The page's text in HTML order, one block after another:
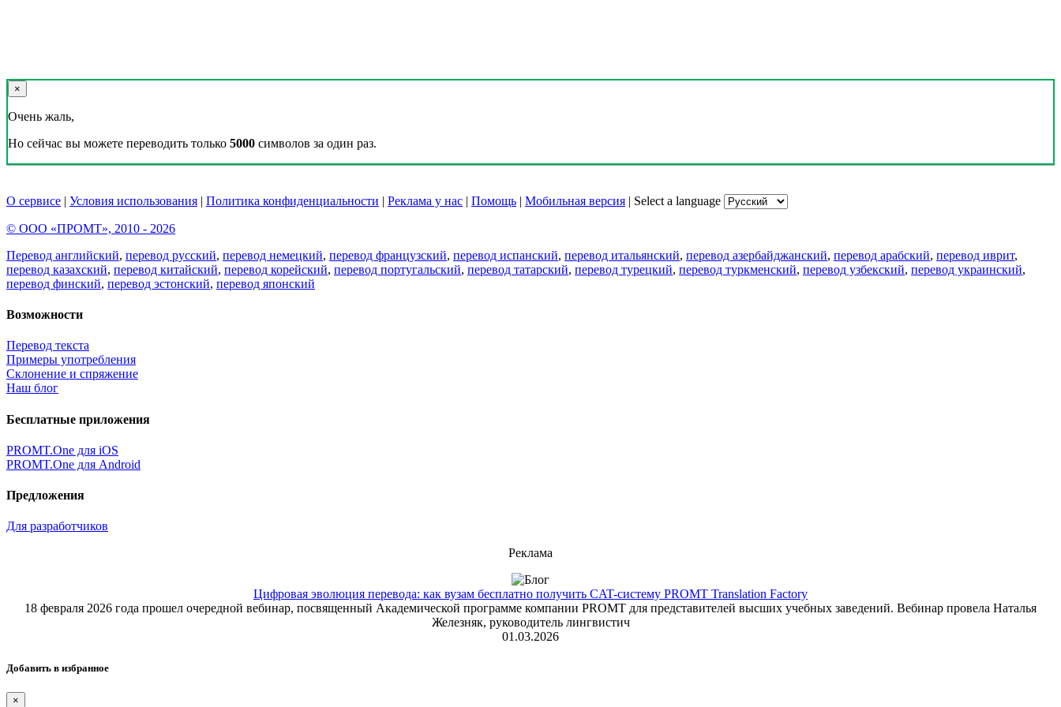
×
Очень жаль,
Но сейчас вы можете переводить только 5000 символов за один раз.
О сервисе | Условия использования | Политика конфиденциальности | Реклама у нас | Помощь | Мобильная версия | Select a language
© ООО «ПРОМТ», 2010 - 2026
Перевод английский, перевод русский, перевод немецкий, перевод французский, перевод испанский, перевод итальянский, перевод азербайджанский, перевод арабский, перевод иврит,
перевод казахский, перевод китайский, перевод корейский, перевод португальский, перевод татарский, перевод турецкий, перевод туркменский, перевод узбекский, перевод украинский,
перевод финский, перевод эстонский, перевод японский
Возможности
Перевод текста
Примеры употребления
Склонение и спряжение
Наш блог
Бесплатные приложения
PROMT.One для iOS
PROMT.One для Android
Предложения
Для разработчиков
Реклама
Цифровая эволюция перевода: как вузам бесплатно получить CAT-систему PROMT Translation Factory
18 февраля 2026 года прошел очередной вебинар, посвященный Академической программе компании PROMT для представителей высших учебных заведений. Вебинар провела Наталья
Железняк, руководитель лингвистич
01.03.2026
Добавить в избранное
×